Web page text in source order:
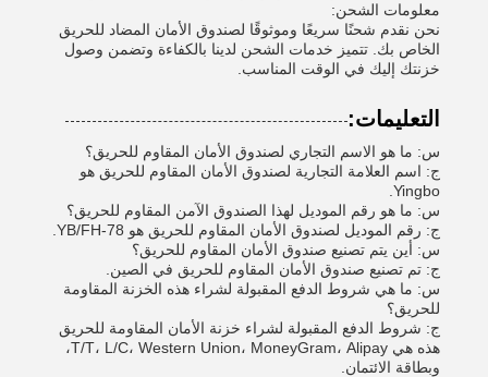
معلومات الشحن:
نحن نقدم شحنًا سريعًا وموثوقًا لصندوق الأمان المضاد للحريق
الخاص بك. تتميز خدمات الشحن لدينا بالكفاءة وتضمن وصول
خزنتك إليك في الوقت المناسب.
التعليمات:
س: ما هو الاسم التجاري لصندوق الأمان المقاوم للحريق؟
ج: اسم العلامة التجارية لصندوق الأمان المقاوم للحريق هو
Yingbo.
س: ما هو رقم الموديل لهذا الصندوق الآمن المقاوم للحريق؟
ج: رقم الموديل لصندوق الأمان المقاوم للحريق هو YB/FH-78.
س: أين يتم تصنيع صندوق الأمان المقاوم للحريق؟
ج: تم تصنيع صندوق الأمان المقاوم للحريق في الصين.
س: ما هي شروط الدفع المقبولة لشراء هذه الخزنة المقاومة
للحريق؟
ج: شروط الدفع المقبولة لشراء خزنة الأمان المقاومة للحريق
هذه هي T/T، L/C، Western Union، MoneyGram، Alipay،
وبطاقة الائتمان.